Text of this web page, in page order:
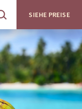
Open
site
search
SIEHE PREISE